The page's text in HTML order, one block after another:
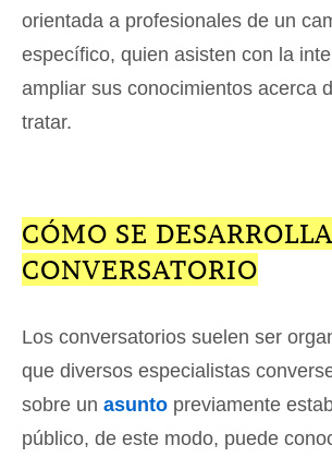
orientada a profesionales de un
específico, quien asisten con la
ampliar sus conocimientos acerca
tratar.
CÓMO SE
CONVERSATORIO
Los conversatorios suelen ser
que diversos especialistas
sobre un asunto previamente
público, de este modo, puede